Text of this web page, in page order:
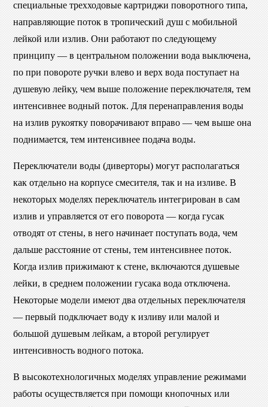
специальные трехходовые картриджи поворотного типа,
направляющие поток в тропический душ с мобильной
лейкой или излив. Они работают по следующему
принципу — в центральном положении вода выключена,
по при повороте ручки влево и верх вода поступает на
душевую лейку, чем выше положение переключателя, тем
интенсивнее водный поток. Для перенаправления воды
на излив рукоятку поворачивают вправо — чем выше она
поднимается, тем интенсивнее подача воды.
Переключатели воды (диверторы) могут располагаться
как отдельно на корпусе смесителя, так и на изливе. В
некоторых моделях переключатель интегрирован в сам
излив и управляется от его поворота — когда гусак
отводят от стены, в него начинает поступать вода, чем
дальше расстояние от стены, тем интенсивнее поток.
Когда излив прижимают к стене, включаются душевые
лейки, в среднем положении гусака вода отключена.
Некоторые модели имеют два отдельных переключателя
— первый подключает воду к изливу или малой и
большой душевым лейкам, а второй регулирует
интенсивность водного потока.
В высокотехнологичных моделях управление режимами
работы осуществляется при помощи кнопочных или